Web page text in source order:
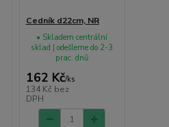
Cedník d22cm, NR
162 Kč/ks
134 Kč bez
DPH
• Skladem centrální
sklad | odešleme do 2-3
prac. dnů